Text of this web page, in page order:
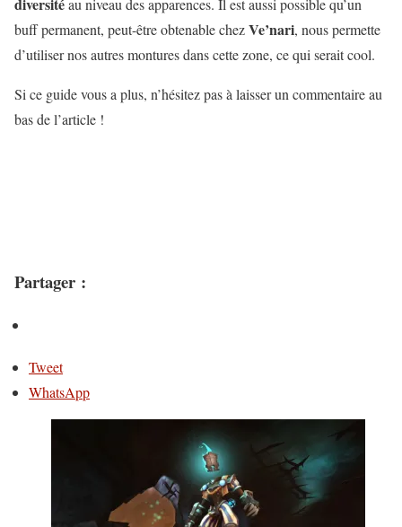
au niveau des apparences. Il est aussi possible qu’un
buff permanent, peut-être obtenable chezVe’nari, nous permette
d’utiliser nos autres montures dans cette zone, ce qui serait cool.
Si ce guide vous a plus, n’hésitez pas à laisser un commentaire au
bas de l’article !
Partager :
Tweet
WhatsApp